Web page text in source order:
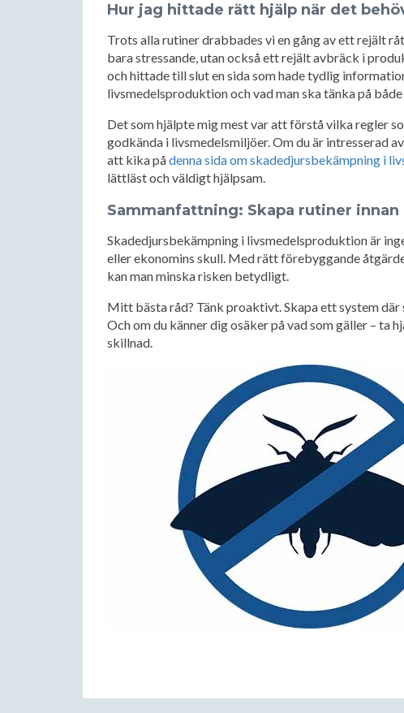
Hur jag hittade rätt hjälp när det
Trots alla rutiner drabbades vi en gång av ett rejält
bara stressande, utan också ett rejält avbräck i
och hittade till slut en sida som hade tydlig
livsmedelsproduktion och vad man ska tänka på
Det som hjälpte mig mest var att förstå vilka regler
godkända i livsmedelsmiljöer. Om du är intresserad
att kika pådenna sida om skadedjursbekämpning i
lättläst och väldigt hjälpsam.
Sammanfattning: Skapa rutiner
Skadedjursbekämpning i livsmedelsproduktion är
eller ekonomins skull. Med rätt förebyggande
kan man minska risken betydligt.
Mitt bästa råd? Tänk proaktivt. Skapa ett system
Och om du känner dig osäker på vad som gäller – ta
skillnad.